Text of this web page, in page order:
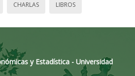
CHARLAS LIBROS
y Estadística - Universidad